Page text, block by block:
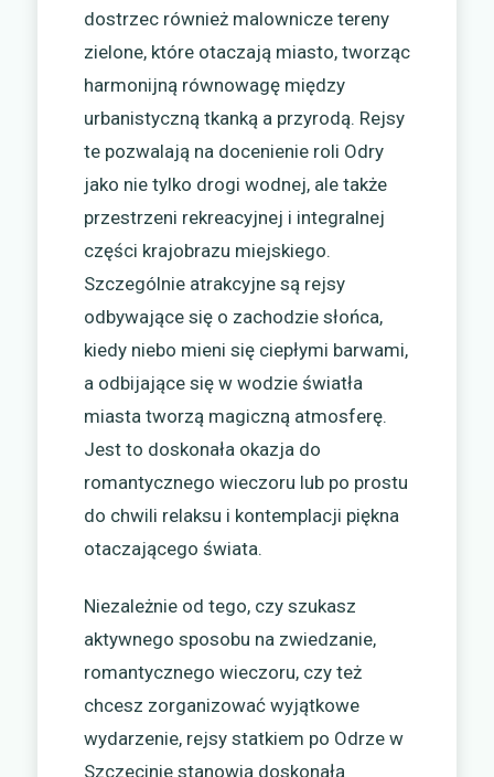
dostrzec również malownicze tereny
zielone, które otaczają miasto, tworząc
harmonijną równowagę między
urbanistyczną tkanką a przyrodą. Rejsy
te pozwalają na docenienie roli Odry
jako nie tylko drogi wodnej, ale także
przestrzeni rekreacyjnej i integralnej
części krajobrazu miejskiego.
Szczególnie atrakcyjne są rejsy
odbywające się o zachodzie słońca,
kiedy niebo mieni się ciepłymi barwami,
a odbijające się w wodzie światła
miasta tworzą magiczną atmosferę.
Jest to doskonała okazja do
romantycznego wieczoru lub po prostu
do chwili relaksu i kontemplacji piękna
otaczającego świata.
Niezależnie od tego, czy szukasz
aktywnego sposobu na zwiedzanie,
romantycznego wieczoru, czy też
chcesz zorganizować wyjątkowe
wydarzenie, rejsy statkiem po Odrze w
Szczecinie stanowią doskonałą